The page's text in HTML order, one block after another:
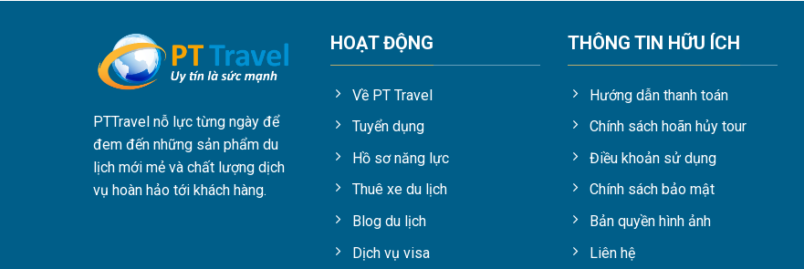
PTTravel nỗ lực từng ngày để
đem đến những sản phẩm du
lịch mới mẻ và chất lượng dịch
vụ hoàn hảo tới khách hàng.
HOẠT ĐỘNG
Về PT Travel
Tuyển dụng
Hồ sơ năng lực
Thuê xe du lịch
Blog du lịch
Dịch vụ visa
THÔNG TIN HỮU ÍCH
Hướng dẫn thanh toán
Chính sách hoãn hủy tour
Điều khoản sử dụng
Chính sách bảo mật
Bản quyền hình ảnh
Liên hệ